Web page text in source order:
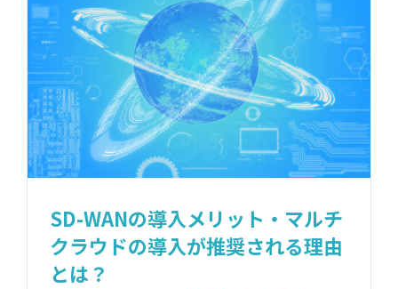
SD-WANの導入メリット・マルチ
クラウドの導入が推奨される理由
とは？